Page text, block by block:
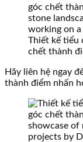
Thiết kế tiểu
chết thành
Hãy liên hệ ngay
thành điểm nhấn